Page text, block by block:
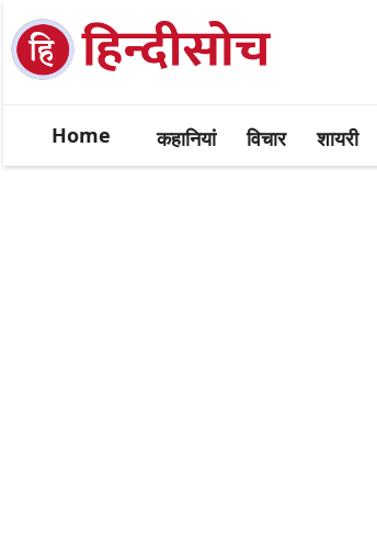
Home कहानियां विचार शायरी